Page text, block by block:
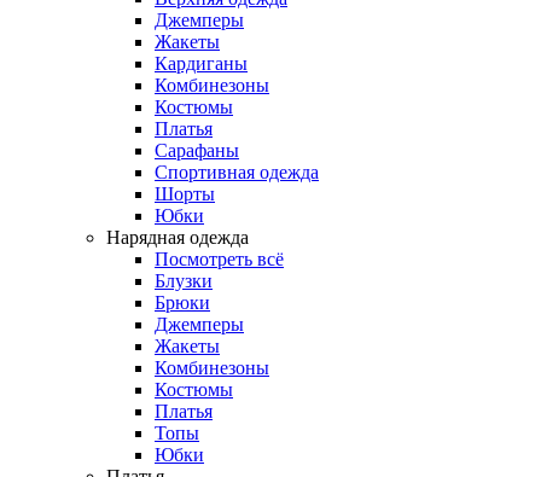
Джемперы
Жакеты
Кардиганы
Комбинезоны
Костюмы
Платья
Сарафаны
Спортивная одежда
Шорты
Юбки
Нарядная одежда
Посмотреть всё
Блузки
Брюки
Джемперы
Жакеты
Комбинезоны
Костюмы
Платья
Топы
Юбки